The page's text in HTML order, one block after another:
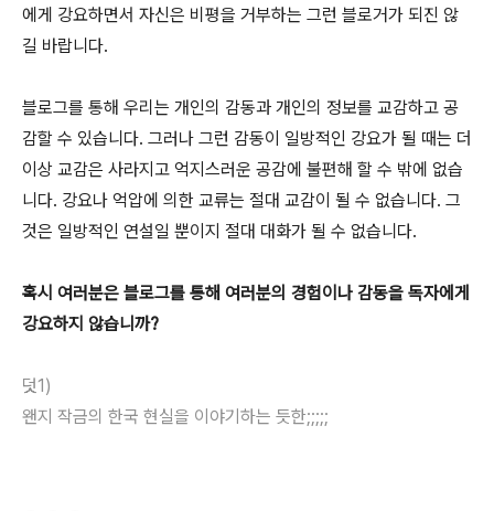
에게 강요하면서 자신은 비평을 거부하는 그런 블로거가 되진 않
길 바랍니다.
블로그를 통해 우리는 개인의 감동과 개인의 정보를 교감하고 공
감할 수 있습니다. 그러나 그런 감동이 일방적인 강요가 될 때는 더
이상 교감은 사라지고 억지스러운 공감에 불편해 할 수 밖에 없습
니다. 강요나 억압에 의한 교류는 절대 교감이 될 수 없습니다. 그
것은 일방적인 연설일 뿐이지 절대 대화가 될 수 없습니다.
혹시 여러분은 블로그를 통해 여러분의 경험이나 감동을 독자에게
강요하지 않습니까?
덧1)
왠지 작금의 한국 현실을 이야기하는 듯한;;;;;